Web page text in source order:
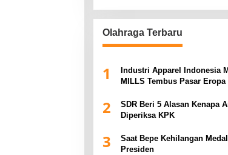
Olahraga Terbaru
1
Industri Apparel Indonesia
MILLS Tembus Pasar Eropa
2
SDR Beri 5 Alasan Kenapa
Diperiksa KPK
3
Saat Bepe Kehilangan
Presiden